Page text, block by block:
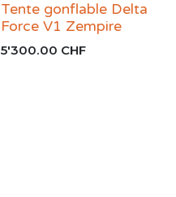
Tente gonflable Delta
Force V1 Zempire
5'300.00 CHF